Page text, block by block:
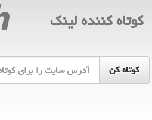
كوتاه كننده لینك